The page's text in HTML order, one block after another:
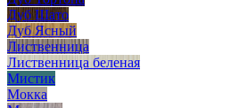
Дуб Шато
Дуб Ясный
Лиственница
Лиственница беленая
Мистик
Мокка